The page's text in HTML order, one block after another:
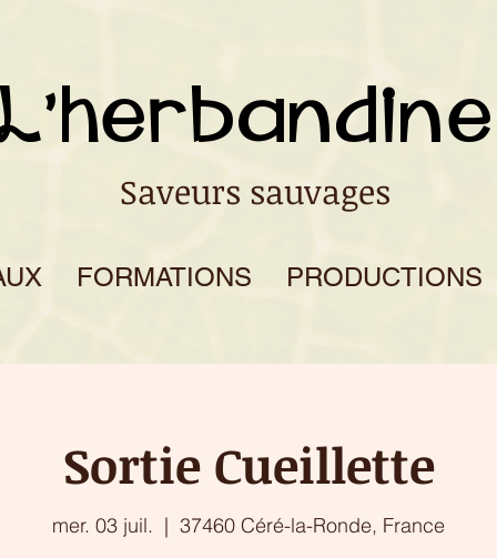
Saveurs sauvages
FORMATIONS PRODUCTIONS
Sortie Cueillette
mer. 03 juil.
  |
37460 Céré-la-Ronde, France